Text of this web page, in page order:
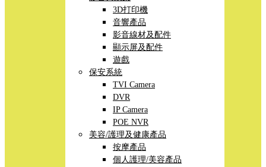
3D打印機
音響產品
影音線材及配件
顯示屏及配件
遊戲
保安系統
TVI Camera
DVR
IP Camera
POE NVR
美容/護理及健康產品
按摩產品
個人護理/美容產品